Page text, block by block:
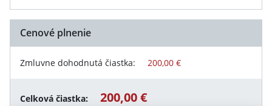
Cenové plnenie
Zmluvne dohodnutá čiastka: 200,00 €
Celková čiastka: 200,00 €